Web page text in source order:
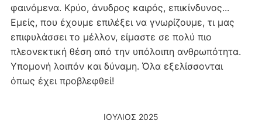
φαινόμενα. Κρύο, άνυδρος καιρός, επικίνδυνος...
Εμείς, που έχουμε επιλέξει να γνωρίζουμε, τι μας
επιφυλάσσει το μέλλον, είμαστε σε πολύ πιο
πλεονεκτική θέση από την υπόλοιπη ανθρωπότητα.
Υπομονή λοιπόν και δύναμη. Όλα εξελίσσονται
όπως έχει προβλεφθεί!
ΙΟΎΛΙΟΣ 2025